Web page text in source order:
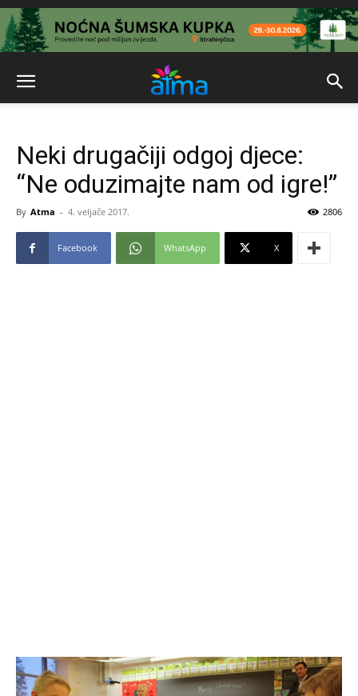
Neki drugačiji odgoj djece:
“Ne oduzimajte nam od igre!”
By Atma - 4. veljače 2017. 2806
Facebook WhatsApp X